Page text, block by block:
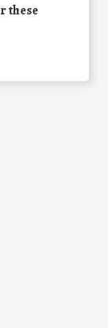
these